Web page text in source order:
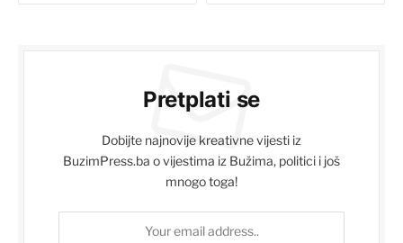
Pretplati se
Dobijte najnovije kreativne vijesti iz
BuzimPress.ba o vijestima iz Bužima, politici i još
mnogo toga!